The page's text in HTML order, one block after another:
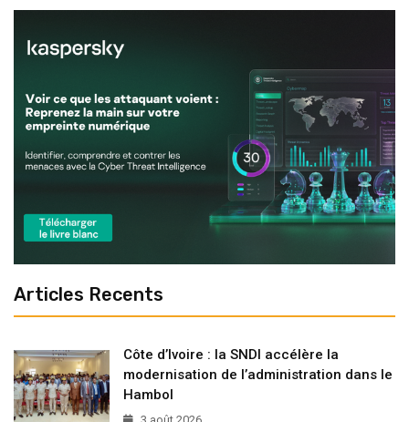
Articles Recents
Côte d’Ivoire : la SNDI accélère la
modernisation de l’administration dans le
Hambol